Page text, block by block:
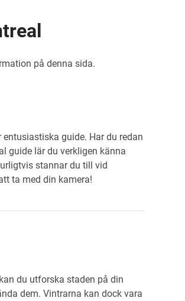
på denna sida.
guide. Har du redan
guide lär du verkligen känna
stannar du till vid
ta med din kamera!
du utforska staden på din
dem. Vintrarna kan dock vara